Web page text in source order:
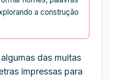
a construção
das muitas
impressas para